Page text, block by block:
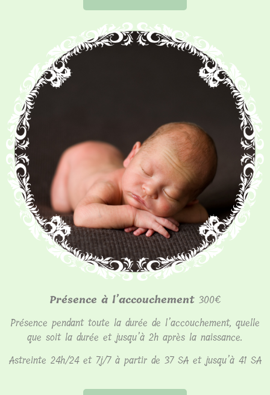
Présence à l’accouchement 300€
Présence pendant toute la durée de l’accouchement, quelle
que soit la durée et jusqu’à 2h après la naissance.
Astreinte 24h/24 et 7j/7 à partir de 37 SA et jusqu’à 41 SA